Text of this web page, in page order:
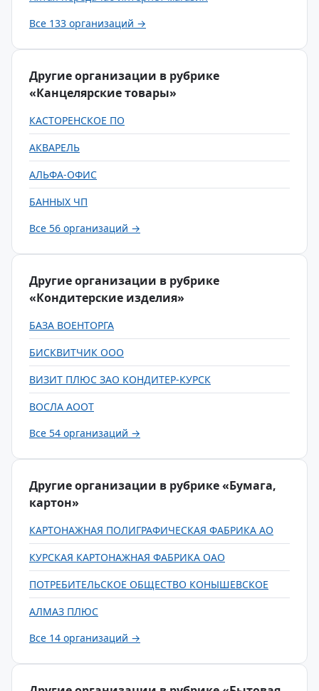
Все 133 организаций →
Другие организации в рубрике
«Канцелярские товары»
КАСТОРЕНСКОЕ ПО
АКВАРЕЛЬ
АЛЬФА-ОФИС
БАННЫХ ЧП
Все 56 организаций →
Другие организации в рубрике
«Кондитерские изделия»
БАЗА ВОЕНТОРГА
БИСКВИТЧИК ООО
ВИЗИТ ПЛЮС ЗАО КОНДИТЕР-КУРСК
ВОСЛА АООТ
Все 54 организаций →
Другие организации в рубрике «Бумага,
картон»
КАРТОНАЖНАЯ ПОЛИГРАФИЧЕСКАЯ ФАБРИКА АО
КУРСКАЯ КАРТОНАЖНАЯ ФАБРИКА ОАО
ПОТРЕБИТЕЛЬСКОЕ ОБЩЕСТВО КОНЫШЕВСКОЕ
АЛМАЗ ПЛЮС
Все 14 организаций →